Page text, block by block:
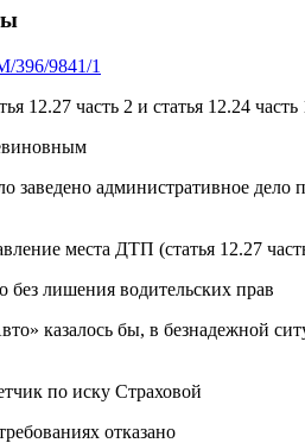
12.27 часть 2 и статья 12.24
заведено административное
места ДТП (статья 12.27
без лишения водительских прав
казалось бы, в безнадежной
по иску Страховой
отказано